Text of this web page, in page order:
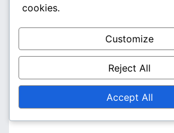
g
a
t
i
o
cookies.
Customize
Reject All
Accept All